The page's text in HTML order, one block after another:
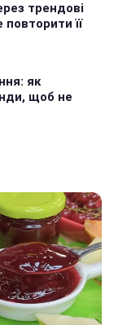
трендові
її
як
щоб не